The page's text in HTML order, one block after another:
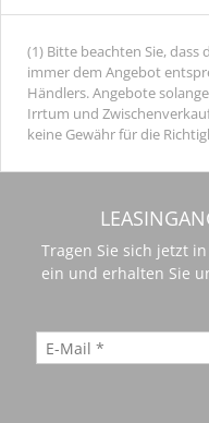
(1) Bitte beachten Sie,
immer dem Angebot
Händlers. Angebote
Irrtum und
keine Gewähr für die
Tragen Sie sich jetzt
ein und erhalten Sie